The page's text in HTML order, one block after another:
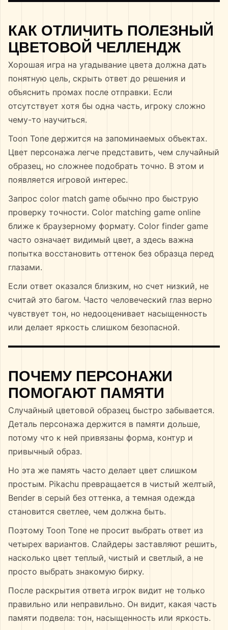
КАК ОТЛИЧИТЬ ПОЛЕЗНЫЙ
ЦВЕТОВОЙ ЧЕЛЛЕНДЖ
Хорошая игра на угадывание цвета должна дать
понятную цель, скрыть ответ до решения и
объяснить промах после отправки. Если
отсутствует хотя бы одна часть, игроку сложно
чему-то научиться.
Toon Tone держится на запоминаемых объектах.
Цвет персонажа легче представить, чем случайный
образец, но сложнее подобрать точно. В этом и
появляется игровой интерес.
Запрос color match game обычно про быструю
проверку точности. Color matching game online
ближе к браузерному формату. Color finder game
часто означает видимый цвет, а здесь важна
попытка восстановить оттенок без образца перед
глазами.
Если ответ оказался близким, но счет низкий, не
считай это багом. Часто человеческий глаз верно
чувствует тон, но недооценивает насыщенность
или делает яркость слишком безопасной.
ПОЧЕМУ ПЕРСОНАЖИ
ПОМОГАЮТ ПАМЯТИ
Случайный цветовой образец быстро забывается.
Деталь персонажа держится в памяти дольше,
потому что к ней привязаны форма, контур и
привычный образ.
Но эта же память часто делает цвет слишком
простым. Pikachu превращается в чистый желтый,
Bender в серый без оттенка, а темная одежда
становится светлее, чем должна быть.
Поэтому Toon Tone не просит выбрать ответ из
четырех вариантов. Слайдеры заставляют решить,
насколько цвет теплый, чистый и светлый, а не
просто выбрать знакомую бирку.
После раскрытия ответа игрок видит не только
правильно или неправильно. Он видит, какая часть
памяти подвела: тон, насыщенность или яркость.